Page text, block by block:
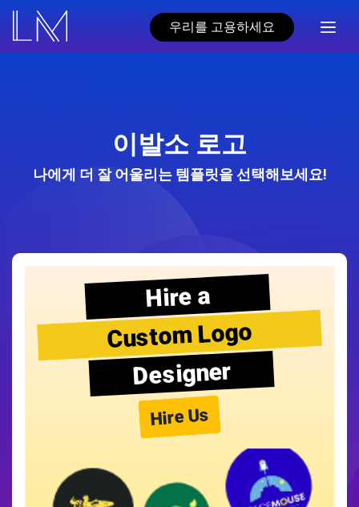
우리를 고용하세요
이발소 로고
나에게 더 잘 어울리는 템플릿을 선택해보세요!
Hire a
Custom Logo
Designer
Hire Us